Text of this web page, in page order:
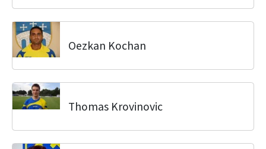
Oezkan Kochan
Thomas Krovinovic